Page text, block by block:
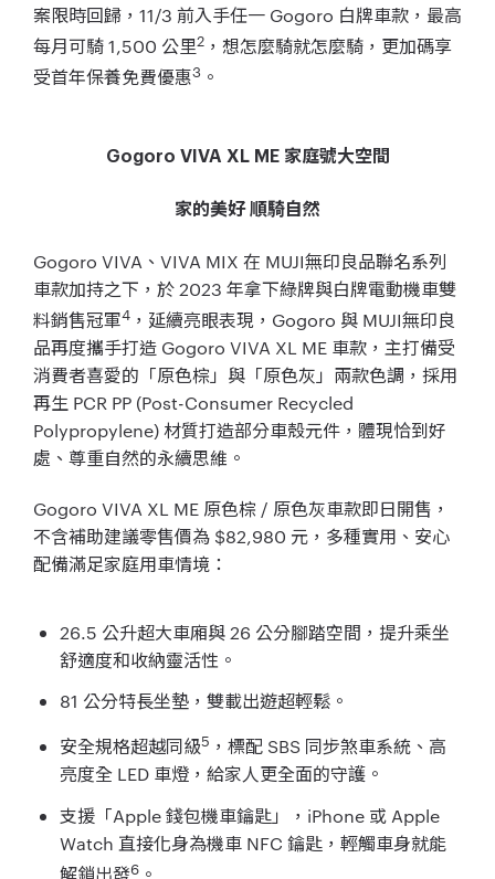
案限時回歸，11/3 前入手任一 Gogoro 白牌車款，最高
每月可騎 1,500 公里2 ，想怎麼騎就怎麼騎，更加碼享
受首年保養免費優惠3 。
Gogoro VIVA XL ME 家庭號大空間
家的美好 順騎自然
Gogoro VIVA、VIVA MIX 在 MUJI無印良品聯名系列
車款加持之下，於 2023 年拿下綠牌與白牌電動機車雙
料銷售冠軍4 ，延續亮眼表現，Gogoro 與 MUJI無印良
品再度攜手打造 Gogoro VIVA XL ME 車款，主打備受
消費者喜愛的「原色棕」與「原色灰」兩款色調，採用
再生 PCR PP (Post-Consumer Recycled
Polypropylene) 材質打造部分車殼元件，體現恰到好
處、尊重自然的永續思維。
Gogoro VIVA XL ME 原色棕 / 原色灰車款即日開售，
不含補助建議零售價為 $82,980 元，多種實用、安心
配備滿足家庭用車情境：
26.5 公升超大車廂與 26 公分腳踏空間，提升乘坐
舒適度和收納靈活性。
81 公分特長坐墊，雙載出遊超輕鬆。
安全規格超越同級5 ，標配 SBS 同步煞車系統、高
亮度全 LED 車燈，給家人更全面的守護。
支援「Apple 錢包機車鑰匙」，iPhone 或 Apple
Watch 直接化身為機車 NFC 鑰匙，輕觸車身就能
6